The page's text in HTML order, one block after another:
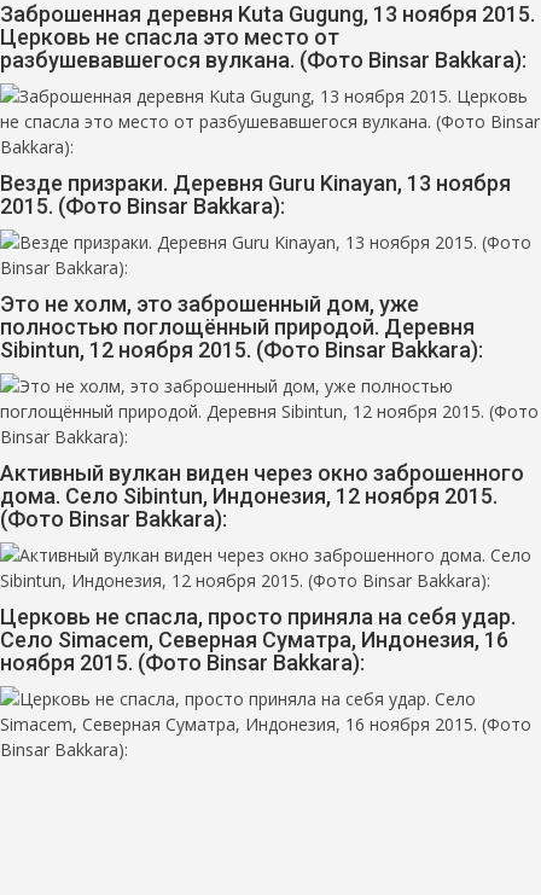
Заброшенная деревня Kuta Gugung, 13 ноября 2015.
Церковь не спасла это место от
разбушевавшегося вулкана. (Фото Binsar Bakkara):
Везде призраки. Деревня Guru Kinayan, 13 ноября
2015. (Фото Binsar Bakkara):
Это не холм, это заброшенный дом, уже
полностью поглощённый природой. Деревня
Sibintun, 12 ноября 2015. (Фото Binsar Bakkara):
Активный вулкан виден через окно заброшенного
дома. Село Sibintun, Индонезия, 12 ноября 2015.
(Фото Binsar Bakkara):
Церковь не спасла, просто приняла на себя удар.
Село Simacem, Северная Суматра, Индонезия, 16
ноября 2015. (Фото Binsar Bakkara):